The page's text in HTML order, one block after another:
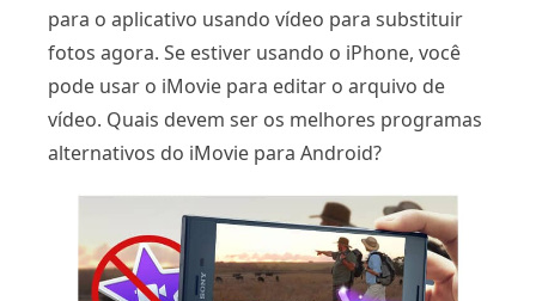
para o aplicativo usando vídeo para substituir
fotos agora. Se estiver usando o iPhone, você
pode usar o iMovie para editar o arquivo de
vídeo. Quais devem ser os melhores programas
alternativos do iMovie para Android?